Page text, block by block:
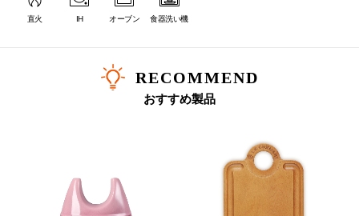
直火 IH オーブン 食器洗い機
RECOMMEND
おすすめ製品